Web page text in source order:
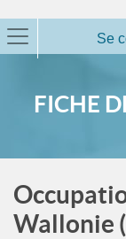
Se
FICHE
Wallonie